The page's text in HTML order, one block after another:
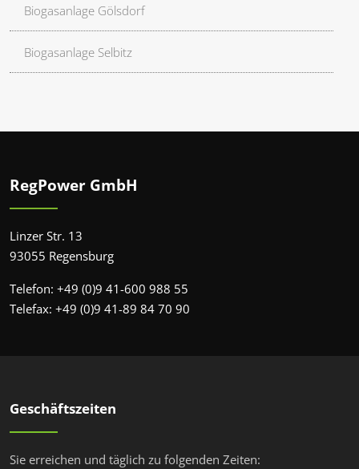
Biogasanlage Gölsdorf
Biogasanlage Selbitz
RegPower GmbH
Linzer Str. 13
93055 Regensburg
Telefon: +49 (0)9 41-600 988 55
Telefax: +49 (0)9 41-89 84 70 90
Geschäftszeiten
Sie erreichen und täglich zu folgenden Zeiten: